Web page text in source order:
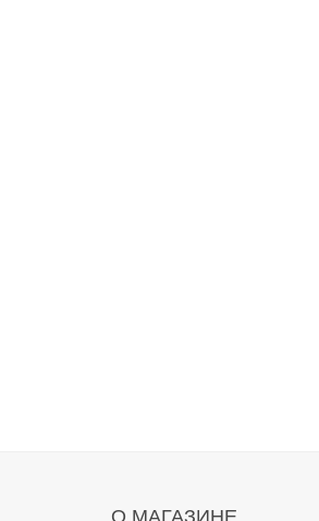
О МАГАЗИНЕ